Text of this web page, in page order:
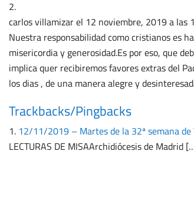
carlos villamizarel 12 noviembre, 2019 a las
Nuestra responsabilidad como cristianos es
misericordia y generosidad.Es por eso, que
implica quer recibiremos favores extras del
los dias , de una manera alegre y
Trackbacks/Pingbacks
12/11/2019 – Martes de la 32ª semana
LECTURAS DE MISAArchidiócesis de Madrid